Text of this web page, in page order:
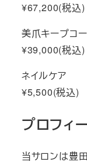
¥67,200(税込)
美爪キープコ
¥39,000(税込)
ネイルケア
¥5,500(税込)
プロフィ
当サロンは豊